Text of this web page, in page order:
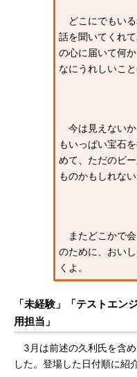
どこにでもいる
話を聞いてくれ
の心に届いて何
なにうれしいこと
今は見えないか
もいっぱい宝石
めて、ただのビ
ものかもしれない
またどこかで会
のために、おい
くよ。
「未経験」「テストエン
用担当」
3月は前述の久利氏を含
した。登場した日付順に紹